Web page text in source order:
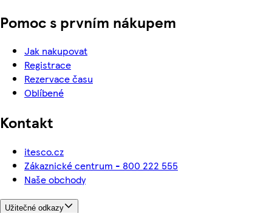
Pomoc s prvním nákupem
Jak nakupovat
Registrace
Rezervace času
Oblíbené
Kontakt
itesco.cz
Zákaznické centrum - 800 222 555
Naše obchody
Užitečné odkazy